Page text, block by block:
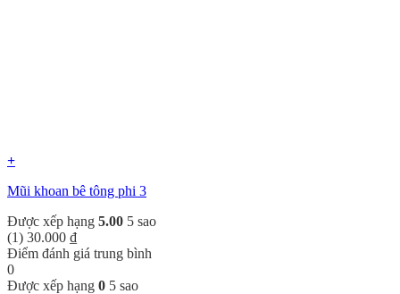
+
Mũi khoan bê tông phi 3
Được xếp hạng 5.00 5 sao
(1) 30.000 ₫
Điểm đánh giá trung bình
0
Được xếp hạng 0 5 sao